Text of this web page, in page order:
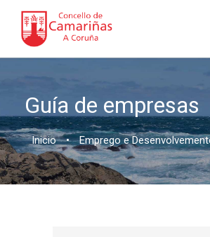
Guía de empresas
Inicio • Emprego e